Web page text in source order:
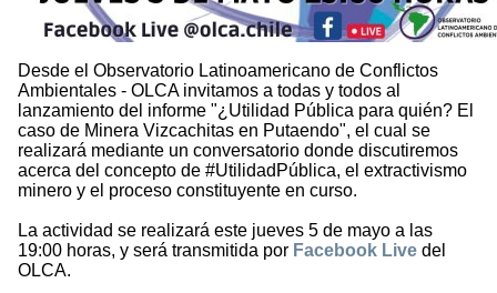
Desde el Observatorio Latinoamericano de Conflictos
Ambientales - OLCA invitamos a todas y todos al
lanzamiento del informe "¿Utilidad Pública para quién? El
caso de Minera Vizcachitas en Putaendo", el cual se
realizará mediante un conversatorio donde discutiremos
acerca del concepto de #UtilidadPública, el extractivismo
minero y el proceso constituyente en curso.
La actividad se realizará este jueves 5 de mayo a las
19:00 horas, y será transmitida por Facebook Live del
OLCA.